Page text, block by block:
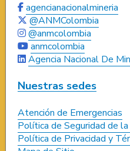
agencianacionalmineria
@ANMColombia
@anmcolombia
anmcolombia
Agencia Nacional De
Nuestras sedes
Atención de Emergencias
Política de Seguridad de la
Política de Privacidad y